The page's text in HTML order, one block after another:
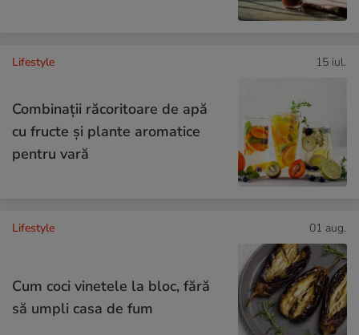
Lifestyle 15 iul.
Combinaţii răcoritoare de apă
cu fructe şi plante aromatice
pentru vară
Lifestyle 01 aug.
Cum coci vinetele la bloc, fără
să umpli casa de fum